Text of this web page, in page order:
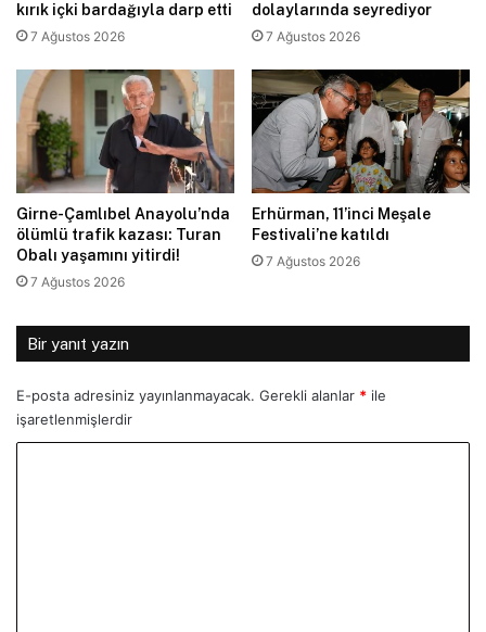
kırık içki bardağıyla darp etti
7 Ağustos 2026
dolaylarında seyrediyor
7 Ağustos 2026
Girne-Çamlıbel Anayolu’nda
ölümlü trafik kazası: Turan
Obalı yaşamını yitirdi!
7 Ağustos 2026
Erhürman, 11’inci Meşale
Festivali’ne katıldı
7 Ağustos 2026
Bir yanıt yazın
E-posta adresiniz yayınlanmayacak. Gerekli alanlar * ile
işaretlenmişlerdir